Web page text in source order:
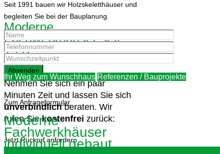
Moderne
Fachwerkhäuser seit
1991
×
Nehmen Sie sich ein paar
Minuten Zeit und lassen Sie sich
unverbindlichberaten. Wir
rufen Siekostenfrei zurück:
Jetzt Rückruf anfordern
Seit 1991 bauen wir Holzskeletthäuser und
begleiten Sie bei der Bauplanung.
Ihr Weg zum Wunschhaus Referenzen / Bauprojekte
Zum Anfrageformular
Moderne
Fachwerkhäuser
individuell gebaut